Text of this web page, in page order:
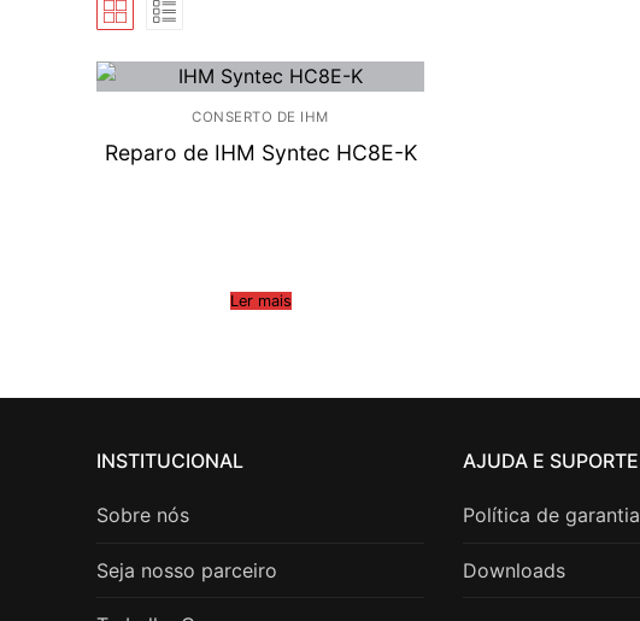
CONSERTO DE IHM
Reparo de IHM Syntec HC8E-K
Ler mais
INSTITUCIONAL
Sobre nós
Seja nosso parceiro
AJUDA E SUPORTE
Política de garantia
Downloads